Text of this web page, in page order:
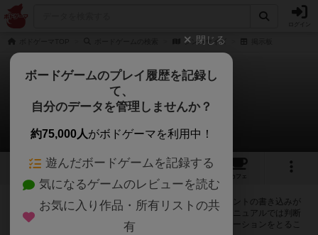
シンパサイズ
シンパサイズ
0件の掲示板
1
カフェ
ログインするとシンパサイズに関する掲示板の作成やコメントの書き込みが
出来るようになります。ルールの疑問やエラッタ情報、マニュアルでは判断
し辛い曖昧な表記等について会員同士で自由にコミュニケーションをとるこ
閉じる
ボードゲームのプレイ履歴を記録し
て、
自分のデータを管理しませんか？
約75,000人がボドゲーマを利用中！
遊んだボードゲームを記録する
気になるゲームのレビューを読む
お気に入り作品・所有リストの共
有